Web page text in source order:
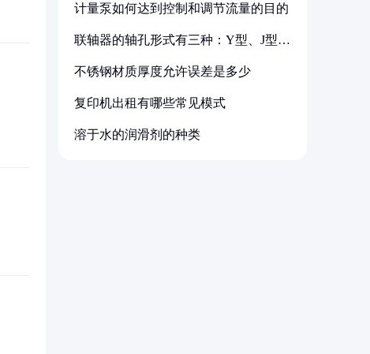
计量泵如何达到控制和调节流量的目的
联轴器的轴孔形式有三种：Y型、J型、
不锈钢材质厚度允许误差是多少
复印机出租有哪些常见模式
溶于水的润滑剂的种类